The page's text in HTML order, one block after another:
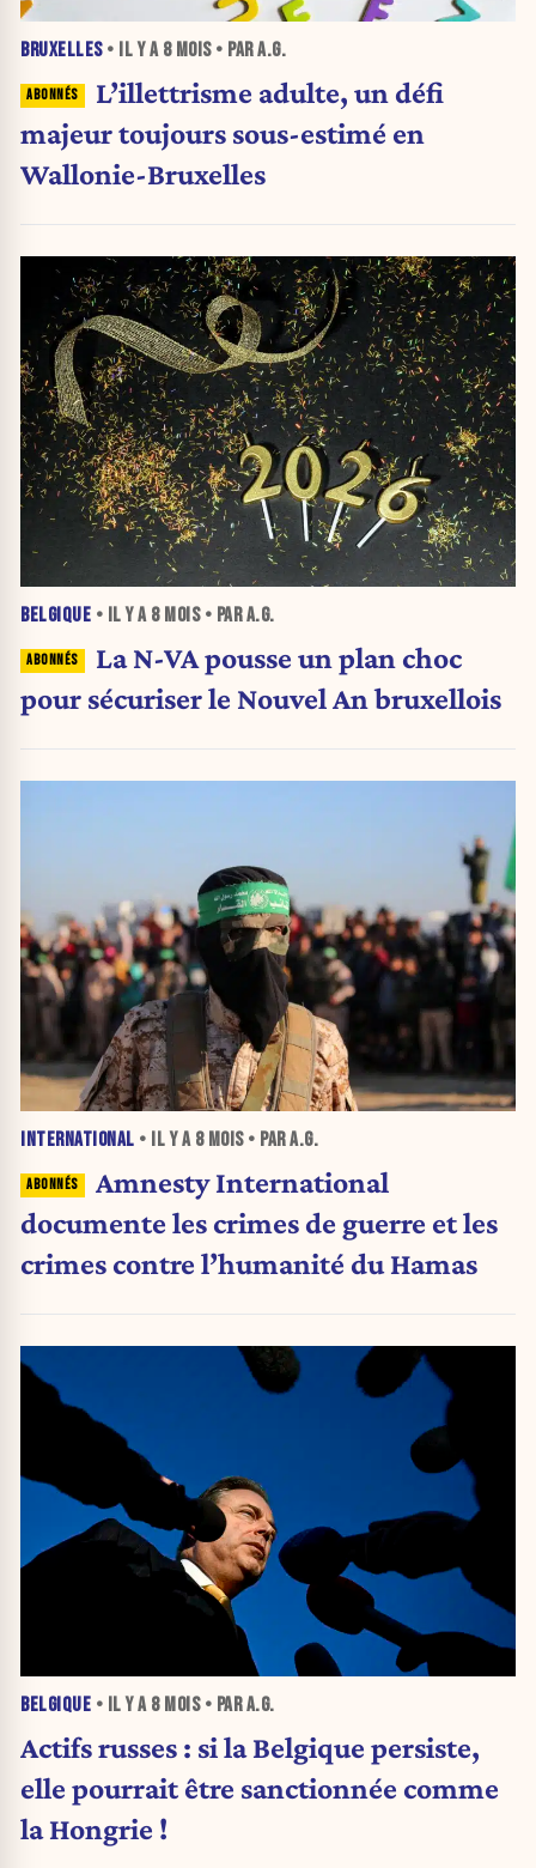
BRUXELLES• IL Y A 8 MOIS• PAR A.G.
L’illettrisme adulte, un défi
majeur toujours sous-estimé en
Wallonie-Bruxelles
BELGIQUE • IL Y A 8 MOIS• PAR A.G.
La N-VA pousse un plan choc
pour sécuriser le Nouvel An bruxellois
INTERNATIONAL • IL Y A 8 MOIS• PAR A.G.
Amnesty International
documente les crimes de guerre et les
crimes contre l’humanité du Hamas
BELGIQUE • IL Y A 8 MOIS• PAR A.G.
Actifs russes : si la Belgique persiste,
elle pourrait être sanctionnée comme
la Hongrie !